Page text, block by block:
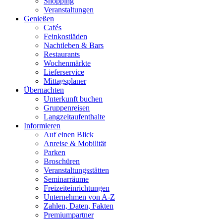
Veranstaltungen
Genießen
Cafés
Feinkostläden
Nachtleben & Bars
Restaurants
Wochenmärkte
Lieferservice
Mittagsplaner
Übernachten
Unterkunft buchen
Gruppenreisen
Langzeitaufenthalte
Informieren
Auf einen Blick
Anreise & Mobilität
Parken
Broschüren
Veranstaltungsstätten
Seminarräume
Freizeiteinrichtungen
Unternehmen von A-Z
Zahlen, Daten, Fakten
Premiumpartner